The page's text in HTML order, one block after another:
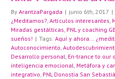
By ArantzaPargada | junio 6th, 2017 |
¿Meditamos?, Artículos interesantes,
Miradas gestálticas, PNL y coaching
sueños! | Tags: Aquí y ahora...
Autoconocimiento,
Desarrollo personal, En-trance to our
inteligencia emocional, Metáfora y
integrativo, PNL Donostia San